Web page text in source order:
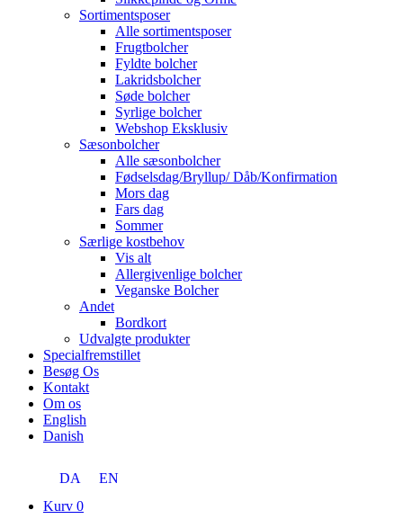
Sortimentsposer
Alle sortimentsposer
Frugtbolcher
Fyldte bolcher
Lakridsbolcher
Søde bolcher
Syrlige bolcher
Webshop Eksklusiv
Sæsonbolcher
Alle sæsonbolcher
Fødselsdag/Bryllup/ Dåb/Konfirmation
Mors dag
Fars dag
Sommer
Særlige kostbehov
Vis alt
Allergivenlige bolcher
Veganske Bolcher
Andet
Bordkort
Udvalgte produkter
Specialfremstillet
Besøg Os
Kontakt
Om os
English
Danish
DA
EN
Kurv 0